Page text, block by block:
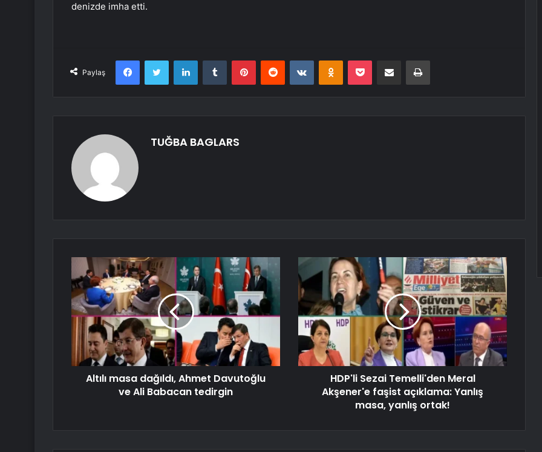
denizde imha etti.
Paylaş
FacebookTwitter LinkedInTumblr PinterestReddit VKontakteOdnoklassniki
Pocket E-Posta ile paylaş Yazdır
TUĞBA BAGLARS
Altılı masa dağıldı, Ahmet Davutoğlu
ve Ali Babacan tedirgin
HDP'li Sezai Temelli'den Meral
Akşener'e faşist açıklama: Yanlış
masa, yanlış ortak!